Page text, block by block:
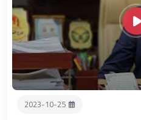
2023-10-25